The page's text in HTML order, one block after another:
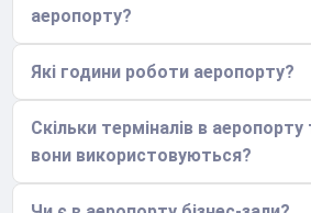
аеропорту?
Які години роботи аеропорту?
Скільки терміналів в
вони використовуються?